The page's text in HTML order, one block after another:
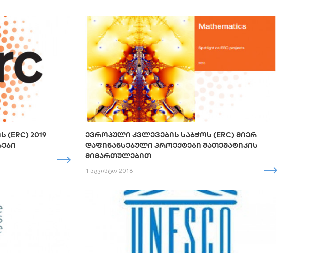
2019
ᲔᲕᲠᲝᲞᲣᲚᲘ ᲙᲕᲚᲔᲕᲔᲑᲘᲡ ᲡᲐᲑᲭᲝᲡ (ERC) ᲛᲘᲔᲠ
ᲓᲐᲤᲘᲜᲐᲜᲡᲔᲑᲣᲚᲘ ᲞᲠᲝᲔᲥᲢᲔᲑᲘ ᲛᲐᲗᲔᲛᲐᲢᲘᲙᲘᲡ
ᲛᲘᲛᲐᲠᲗᲣᲚᲔᲑᲘᲗ
1 აგვისტო 2018